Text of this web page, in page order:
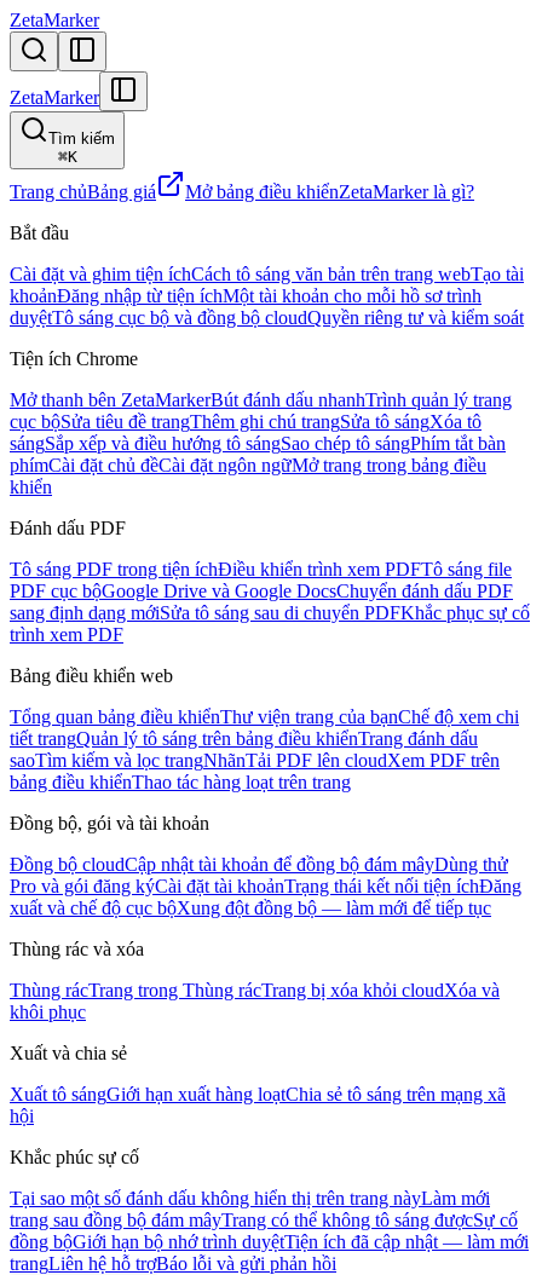
ZetaMarker
ZetaMarker
Tìm kiếm
⌘K
Trang chủBảng giá Mở bảng điều khiểnZetaMarker là gì?
Bắt đầu
Cài đặt và ghim tiện íchCách tô sáng văn bản trên trang webTạo tài
khoảnĐăng nhập từ tiện íchMột tài khoản cho mỗi hồ sơ trình
duyệtTô sáng cục bộ và đồng bộ cloudQuyền riêng tư và kiểm soát
Tiện ích Chrome
Mở thanh bên ZetaMarkerBút đánh dấu nhanhTrình quản lý trang
cục bộSửa tiêu đề trangThêm ghi chú trangSửa tô sángXóa tô
sángSắp xếp và điều hướng tô sángSao chép tô sángPhím tắt bàn
phímCài đặt chủ đềCài đặt ngôn ngữMở trang trong bảng điều
khiển
Đánh dấu PDF
Tô sáng PDF trong tiện íchĐiều khiển trình xem PDFTô sáng file
PDF cục bộGoogle Drive và Google DocsChuyển đánh dấu PDF
sang định dạng mớiSửa tô sáng sau di chuyển PDFKhắc phục sự cố
trình xem PDF
Bảng điều khiển web
Tổng quan bảng điều khiểnThư viện trang của bạnChế độ xem chi
tiết trangQuản lý tô sáng trên bảng điều khiểnTrang đánh dấu
saoTìm kiếm và lọc trangNhãnTải PDF lên cloudXem PDF trên
bảng điều khiểnThao tác hàng loạt trên trang
Đồng bộ, gói và tài khoản
Đồng bộ cloudCập nhật tài khoản để đồng bộ đám mâyDùng thử
Pro và gói đăng kýCài đặt tài khoảnTrạng thái kết nối tiện íchĐăng
xuất và chế độ cục bộXung đột đồng bộ — làm mới để tiếp tục
Thùng rác và xóa
Thùng rácTrang trong Thùng rácTrang bị xóa khỏi cloudXóa và
khôi phục
Xuất và chia sẻ
Xuất tô sángGiới hạn xuất hàng loạtChia sẻ tô sáng trên mạng xã
hội
Khắc phúc sự cố
Tại sao một số đánh dấu không hiển thị trên trang nàyLàm mới
trang sau đồng bộ đám mâyTrang có thể không tô sáng đượcSự cố
đồng bộGiới hạn bộ nhớ trình duyệtTiện ích đã cập nhật — làm mới
trangLiên hệ hỗ trợBáo lỗi và gửi phản hồi